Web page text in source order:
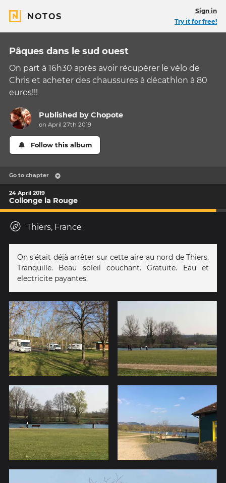
NOTOS
Sign in
Try it for free!
Pâques dans le sud ouest
On part à 16h30 après avoir récupérer le vélo de
Chris et acheter des chaussures à décathlon à 80
euros!!!
Published byChopote
on April 27th 2019
Follow this album
Go to chapter
24 April 2019
Collonge la Rouge
Thiers, France
On s'était déjà arrêter sur cette aire au nord de Thiers.
Tranquille. Beau soleil couchant. Gratuite. Eau et
electricite payantes.